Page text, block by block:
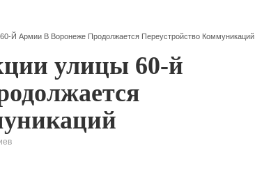
Й Армии В Воронеже Продолжается Переустройство Коммуникаций
улицы 60-й